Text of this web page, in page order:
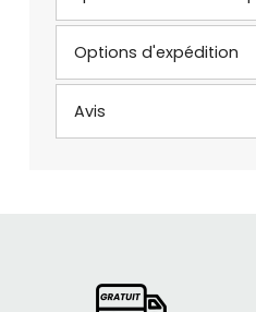
Options d'expédition
Avis